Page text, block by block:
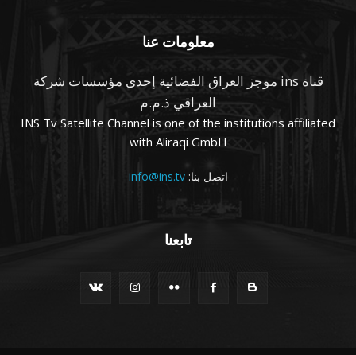
معلومات عنا
قناة ins موجز العراق الفضائية إحدى مؤسسات شركة
العراقي ذ.م.م
INS Tv Satellite Channel is one of the institutions affiliated
with Aliraqi GmbH
اتصل بنا:info@ins.tv
تابعنا